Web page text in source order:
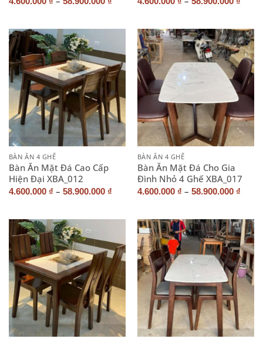
BÀN ĂN 4 GHẾ
Bàn Ăn Mặt Đá Cao Cấp
Hiện Đại XBA_012
4.600.000 ₫ – 58.900.000 ₫
BÀN ĂN 4 GHẾ
Bàn Ăn Mặt Đá Cho Gia
Đình Nhỏ 4 Ghế XBA_017
4.600.000 ₫ – 58.900.000 ₫